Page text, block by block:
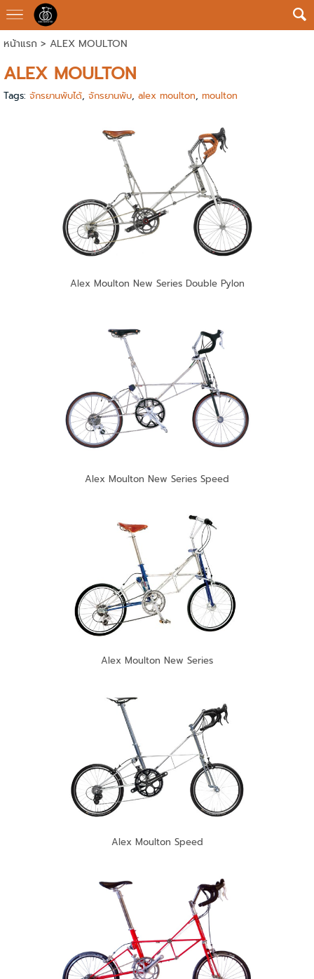
หน้าแรก > ALEX MOULTON
ALEX MOULTON
Tags: จักรยานพับได้, จักรยานพับ, alex moulton, moulton
Alex Moulton New Series Double Pylon
Alex Moulton New Series Speed
Alex Moulton New Series
Alex Moulton Speed